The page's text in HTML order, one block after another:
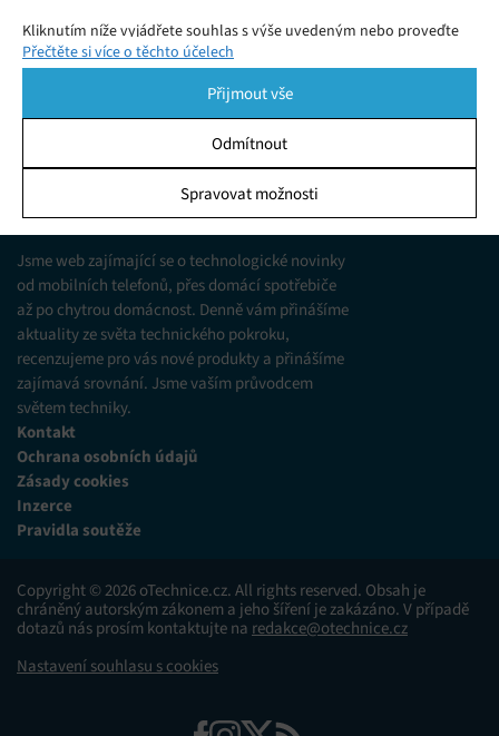
Kliknutím níže vyjádřete souhlas s výše uvedeným nebo proveďte
podrobnější rozhodnutí. Vaše volby budou použity pouze na tomto
pomocí přepínačů v Zásadách cookies nebo kliknutím na tlačítko
Spravovat souhlas ve spodní části obrazovky.
Ukládání a/nebo přístup k informacím v zařízení, Porozumění
publiku prostřednictvím statistik nebo kombinací údajů z
různých zdrojů.
Marketing
Ukládání a/nebo přístup k informacím v zařízení, Použití
omezených údajů k výběru reklam, Vytváření profilů pro
personalizovanou reklamu, Používání profilů k výběru
personalizované reklamy, Vytváření profilů pro
personalizovaný obsah, Používání profilů pro výběr
personalizovaného obsahu, Použití omezených údajů k výběru
obsahu.
Funkce
zařízení na základě automaticky přenášených
informací.
Zajištění bezpečnosti, předcházení a zjišťování
voleb ochrany osobních údajů.
Přečtěte si více o těchto účelech
Přijmout vše
Odmítnout
Spravovat možnosti
Jsme web zajímající se o technologické novinky
od mobilních telefonů, přes domácí spotřebiče
až po chytrou domácnost. Denně vám přinášíme
aktuality ze světa technického pokroku,
recenzujeme pro vás nové produkty a přinášíme
zajímavá srovnání. Jsme vaším průvodcem
světem techniky.
Kontakt
Ochrana osobních údajů
Zásady cookies
Inzerce
Pravidla soutěže
Copyright © 2026 oTechnice.cz. All rights reserved. Obsah je
chráněný autorským zákonem a jeho šíření je zakázáno. V případě
dotazů nás prosím kontaktujte na redakce@otechnice.cz
Nastavení souhlasu s cookies